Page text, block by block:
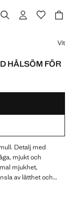
HÅLSÖM FÖR
Vit
Detalj med
mjukt och
mjukhet,
av lätthet och